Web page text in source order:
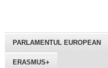
PARLAMENTUL EUROPEAN
ERASMUS+